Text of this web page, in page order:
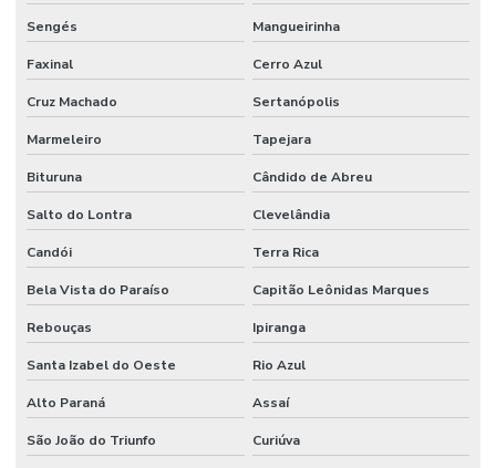
Sengés Mangueirinha
Faxinal Cerro Azul
Cruz Machado Sertanópolis
Marmeleiro Tapejara
Bituruna Cândido de Abreu
Salto do Lontra Clevelândia
Candói Terra Rica
Bela Vista do Paraíso Capitão Leônidas Marques
Rebouças Ipiranga
Santa Izabel do Oeste Rio Azul
Alto Paraná Assaí
São João do Triunfo Curiúva